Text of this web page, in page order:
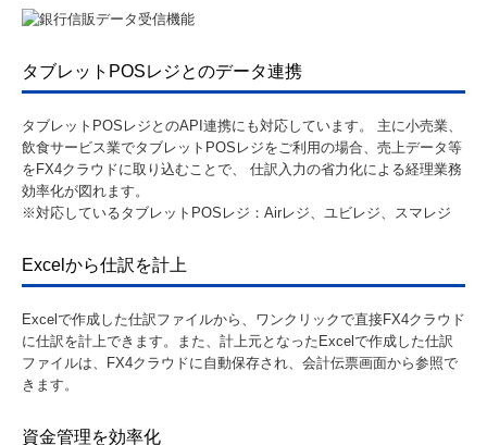
タブレットPOSレジとのデータ連携
タブレットPOSレジとのAPI連携にも対応しています。 主に小売業、
飲食サービス業でタブレットPOSレジをご利用の場合、売上データ等
をFX4クラウドに取り込むことで、 仕訳入力の省力化による経理業務
効率化が図れます。
※対応しているタブレットPOSレジ：Airレジ、ユビレジ、スマレジ
Excelから仕訳を計上
Excelで作成した仕訳ファイルから、ワンクリックで直接FX4クラウド
に仕訳を計上できます。また、計上元となったExcelで作成した仕訳
ファイルは、FX4クラウドに自動保存され、会計伝票画面から参照で
きます。
資金管理を効率化